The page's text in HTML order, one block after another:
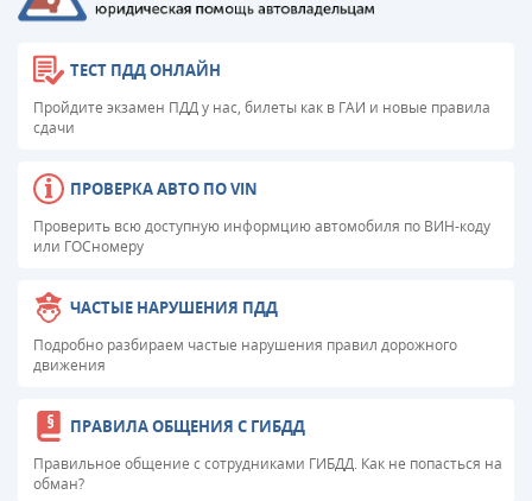
ТЕСТ ПДД ОНЛАЙН
Пройдите экзамен ПДД у нас, билеты как в ГАИ и новые правила
сдачи
ПРОВЕРКА АВТО ПО VIN
Проверить всю доступную информцию автомобиля по ВИН-коду
или ГОСномеру
ЧАСТЫЕ НАРУШЕНИЯ ПДД
Подробно разбираем частые нарушения правил дорожного
движения
ПРАВИЛА ОБЩЕНИЯ С ГИБДД
Правильное общение с сотрудниками ГИБДД. Как не попасться на
обман?